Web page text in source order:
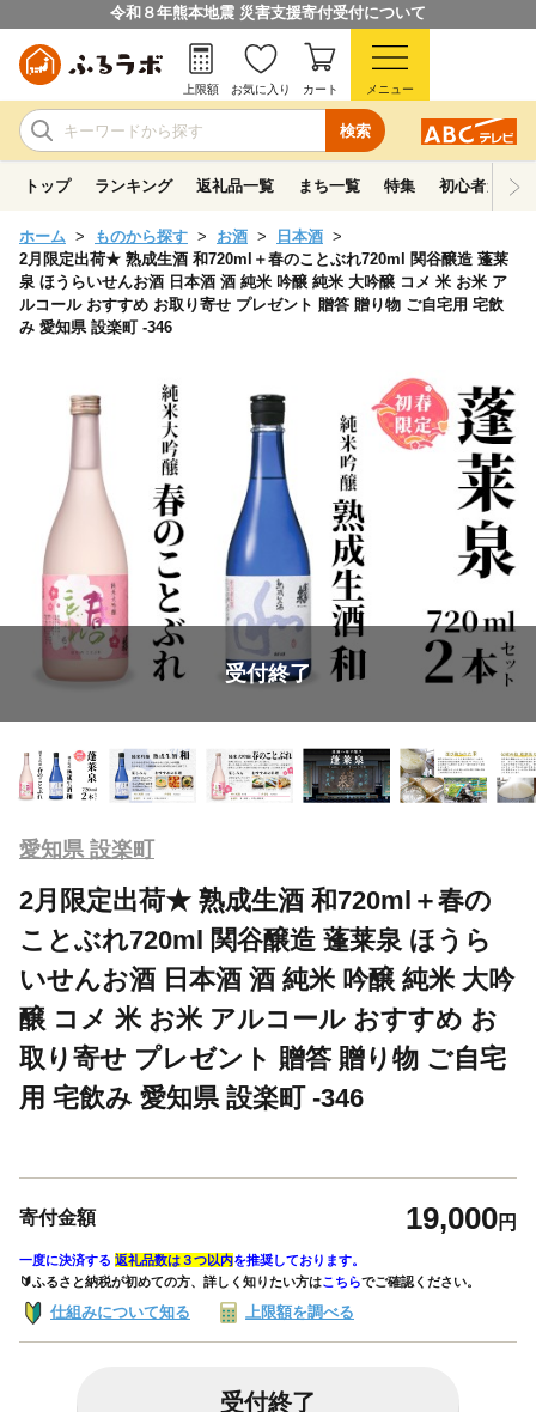
令和８年熊本地震 災害支援寄付受付について
検索
上限額 お気に入り カート メニュー
トップ ランキング 返礼品一覧 まち一覧 特集 初心者ガイド
ホーム ものから探す お酒
日本酒
2月限定出荷★ 熟成生酒 和720ml＋春のことぶれ720ml 関谷醸造 蓬莱
泉 ほうらいせんお酒 日本酒 酒 純米 吟醸 純米 大吟醸 コメ 米 お米 ア
ルコール おすすめ お取り寄せ プレゼント 贈答 贈り物 ご自宅用 宅飲
み 愛知県 設楽町 -346
受付終了
愛知県 設楽町
2月限定出荷★ 熟成生酒 和720ml＋春の
ことぶれ720ml 関谷醸造 蓬莱泉 ほうら
いせんお酒 日本酒 酒 純米 吟醸 純米 大吟
醸 コメ 米 お米 アルコール おすすめ お
取り寄せ プレゼント 贈答 贈り物 ご自宅
用 宅飲み 愛知県 設楽町 -346
寄付金額 19,000円
一度に決済する 返礼品数は３つ以内を推奨しております。
🔰ふるさと納税が初めての方、詳しく知りたい方はこちらでご確認ください。
仕組みについて知る 上限額を調べる
受付終了